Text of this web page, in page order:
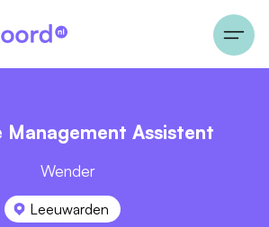
Management Assistent
Wender
Leeuwarden